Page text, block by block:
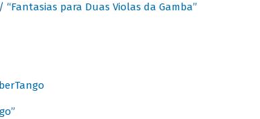
para Duas Violas da Gamba”